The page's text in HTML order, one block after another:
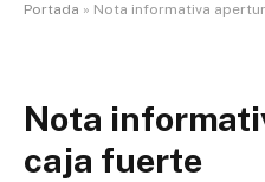
Portada » Nota informativa
Nota
caja fuerte